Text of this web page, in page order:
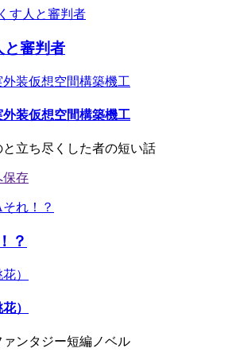
と審判者
装仮想空間構築機工
装仮想空間構築機工
立ち尽くした者の短い話
？
）
）
ンタジー短編ノベル